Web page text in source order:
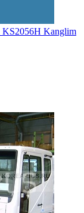
KS2056H Kanglim